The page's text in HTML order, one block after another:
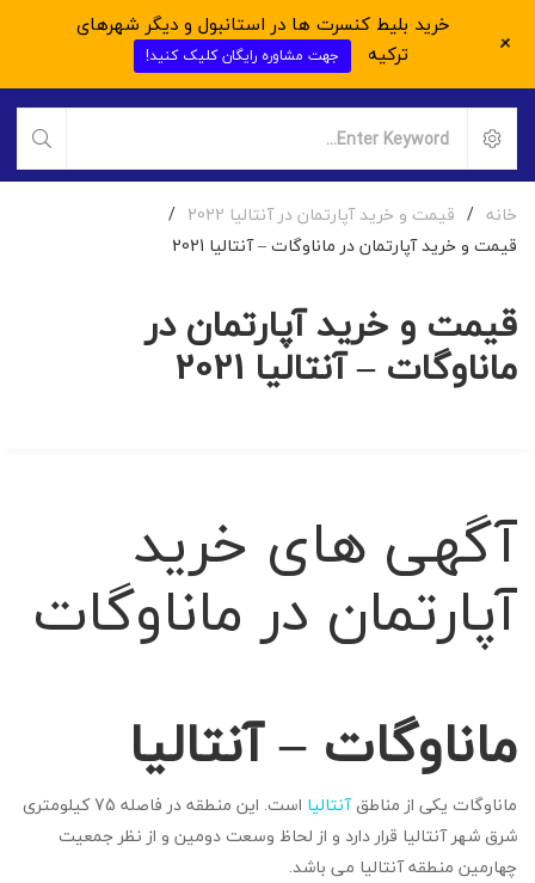
قیمت و خرید آپارتمان در
ماناوگات – آنتالیا 2021
خانه / قیمت و خرید آپارتمان در آنتالیا 2022
/
قیمت و خرید آپارتمان در ماناوگات – آنتالیا 2021
آگهی های خرید
آپارتمان در ماناوگات
ماناوگات – آنتالیا
ماناوگات یکی از مناطقآنتالیا
است. این منطقه در فاصله 75 کیلومتری
شرق شهر آنتالیا قرار دارد و از لحاظ وسعت دومین و از نظر جمعیت
چهارمین منطقه آنتالیا می باشد.
خرید بلیط کنسرت ها در استانبول و دیگر شهرهای
ترکیه
جهت مشاوره رایگان کلیک کنید! +